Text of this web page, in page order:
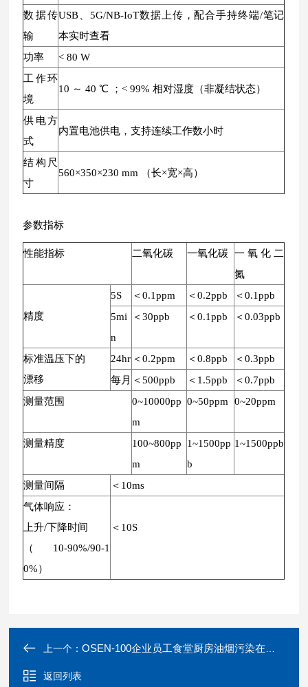
数据传
输
USB、5G/NB-IoT数据上传，配合手持终端/笔记
本实时查看
功率
< 80 W
工作环
境
10 ～ 40 ℃ ；< 99% 相对湿度（非凝结状态）
供电方
式
内置电池供电，支持连续工作数小时
结构尺
寸
560×350×230 mm （长×宽×高）
参数指标
性能指标 二氧化碳 一氧化碳
一氧化二
氮
精度
5S ＜0.1ppm ＜0.2ppb
＜0.1ppb
5mi
n
＜30ppb ＜0.1ppb ＜0.03ppb
标准温压下的
漂移
24hr ＜0.2ppm ＜0.8ppb
＜0.3ppb
每月 ＜500ppb ＜1.5ppb
＜0.7ppb
测量范围
0~10000pp
m
0~50ppm 0~20ppm
测量精度
100~800pp
m
1~1500pp
b
1~1500ppb
测量间隔
＜10ms
气体响应：
上升/下降时间
（10-90%/90-1
0%）
＜10S
上一个：OSEN-100企业员工食堂厨房油烟污染在线监测设备
返回列表